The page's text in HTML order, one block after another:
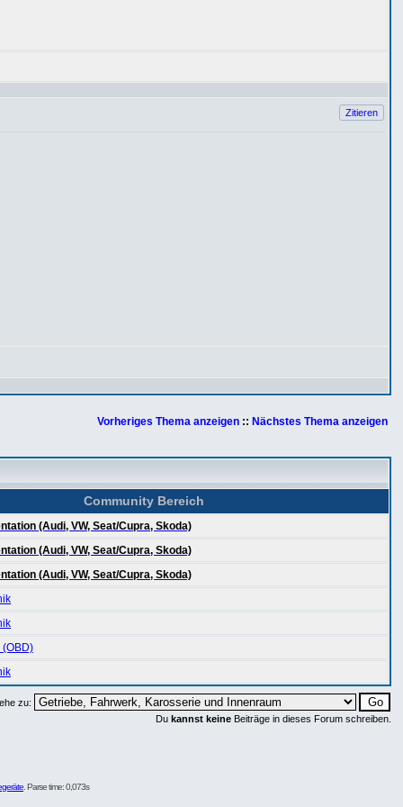
Zitieren
Vorheriges Thema anzeigen :: Nächstes Thema anzeigen
Community Bereich
(Audi, VW, Seat/Cupra, Skoda)
(Audi, VW, Seat/Cupra, Skoda)
(Audi, VW, Seat/Cupra, Skoda)
zu:
Du kannst keine Beiträge in dieses Forum schreiben.
. Parse time: 0,073s